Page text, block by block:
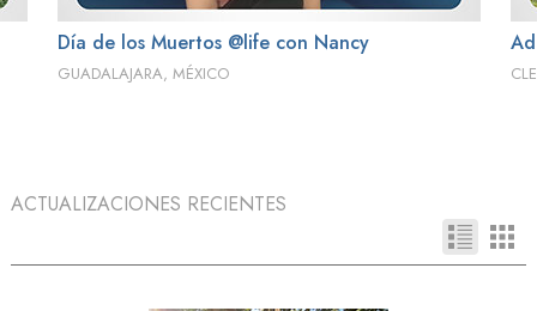
Día de los Muertos @life con Nancy
GUADALAJARA, MÉXICO
ACTUALIZACIONES RECIENTES